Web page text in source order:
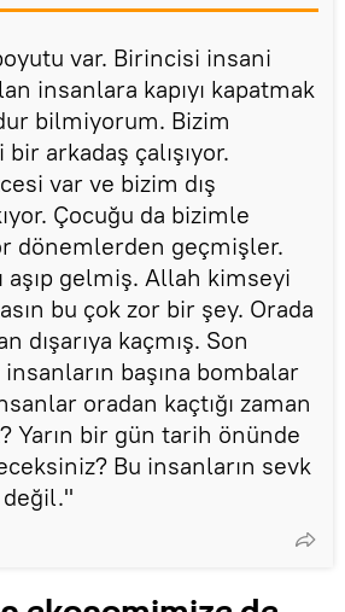
var. Birincisi insani
insanlara kapıyı kapatmak
bilmiyorum. Bizim
bir arkadaş çalışıyor.
var ve bizim dış
Çocuğu da bizimle
dönemlerden geçmişler.
aşıp gelmiş. Allah kimseyi
bu çok zor bir şey. Orada
dışarıya kaçmış. Son
başına bombalar
oradan kaçtığı zaman
Yarın bir gün tarih önünde
Bu insanların sevk